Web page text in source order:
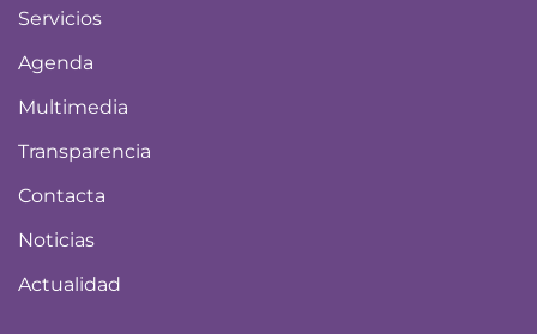
Servicios
Agenda
Multimedia
Transparencia
Contacta
Noticias
Actualidad